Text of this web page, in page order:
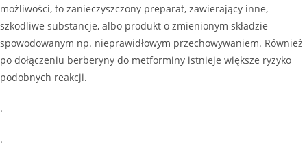
możliwości, to zanieczyszczony preparat, zawierający inne,
szkodliwe substancje, albo produkt o zmienionym składzie
spowodowanym np. nieprawidłowym przechowywaniem. Również
po dołączeniu berberyny do metforminy istnieje większe ryzyko
podobnych reakcji.
.
.